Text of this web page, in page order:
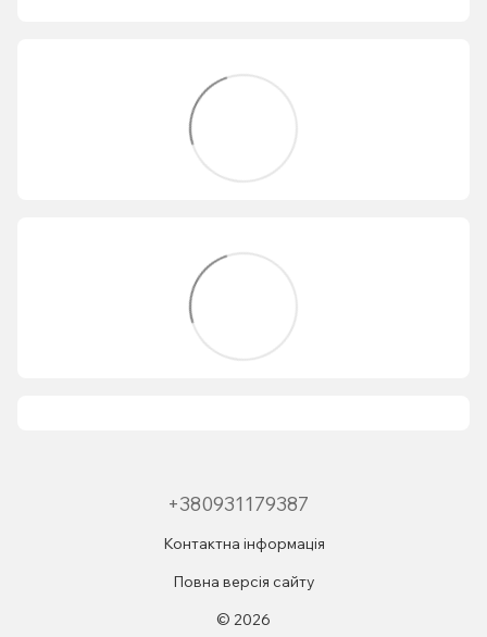
+380931179387
Контактна інформація
Повна версія сайту
© 2026